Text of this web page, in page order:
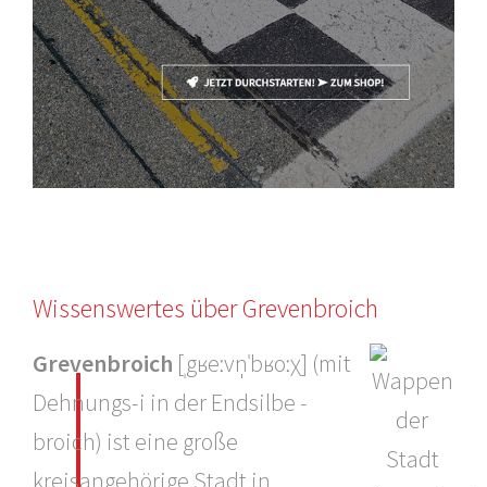
Wissenswertes über Grevenbroich
Grevenbroich [ˌgʁeːvn̩ˈbʁoːχ] (mit
Dehnungs-i in der Endsilbe -
broich) ist eine große
kreisangehörige Stadt in